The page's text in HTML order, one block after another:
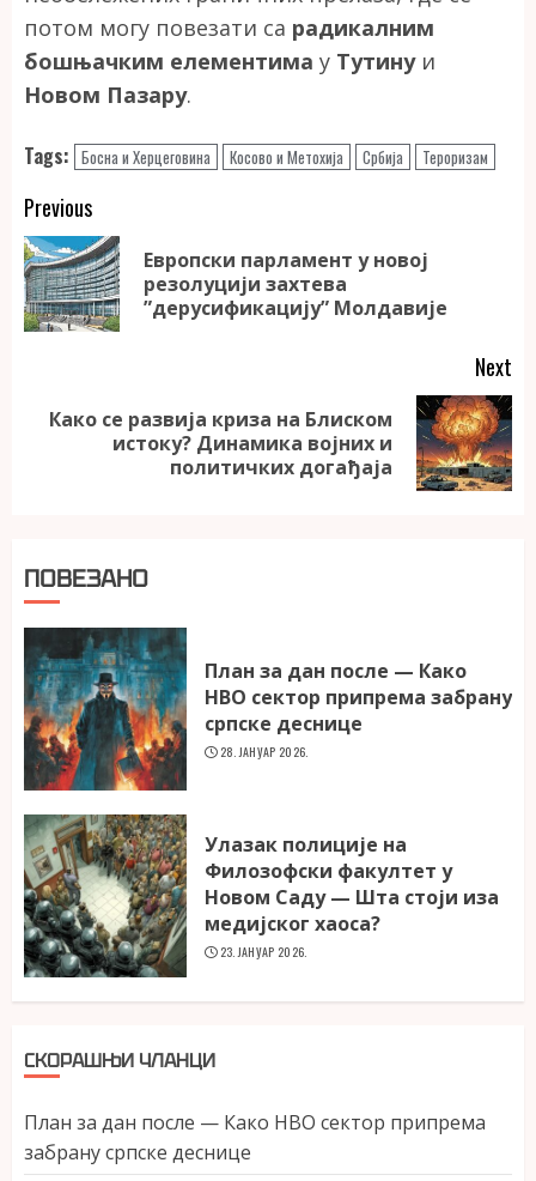
потом могу повезати са радикалним
бошњачким елементима у Тутинуи
Новом Пазару.
Tags: Босна и Херцеговина Косово и Метохија Србија Тероризам
Continue
Reading
Previous
Европски парламент у новој
резолуцији захтева
”дерусификацију” Молдавије
Next
Next
Како се развија криза на Блиском
истоку? Динамика војних и
политичких догађаја
ПОВЕЗАНО
План за дан после — Како
НВО сектор припрема забрану
српске деснице
28. ЈАНУАР 2026.
Улазак полиције на
Филозофски факултет у
Новом Саду — Шта стоји иза
медијског хаоса?
23. ЈАНУАР 2026.
СКОРАШЊИ ЧЛАНЦИ
План за дан после — Како НВО сектор припрема
забрану српске деснице